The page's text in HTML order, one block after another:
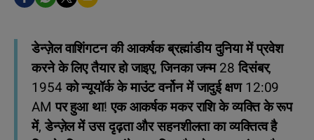
डेन्ज़ेल वाशिंगटन की आकर्षक ब्रह्मांडीय दुनिया में प्रवेश
करने के लिए तैयार हो जाइए, जिनका जन्म 28 दिसंबर,
1954 को न्यूयॉर्क के माउंट वर्नोन में जादुई क्षण 12:09
AM पर हुआ था! एक आकर्षक मकर राशि के व्यक्ति के रूप
में, डेन्ज़ेल में उस दृढ़ता और सहनशीलता का व्यक्तित्व है